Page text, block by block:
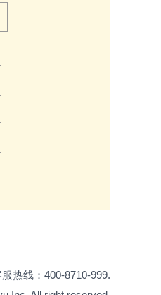
热线：400-8710-999.